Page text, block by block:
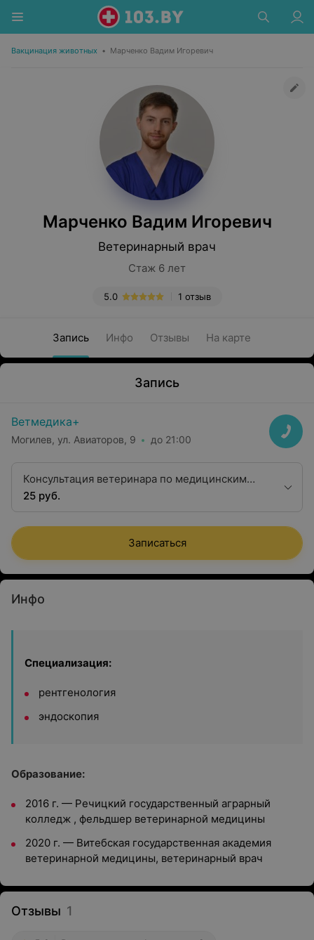
Вакцинация животных • Марченко Вадим Игоревич
Марченко Вадим Игоревич
Ветеринарный врач
Стаж 6 лет
1 отзыв
5.0
Запись Инфо Отзывы На карте
Запись
Ветмедика+
Могилев, ул. Авиаторов, 9 до 21:00
Консультация ветеринара по медицинским
документам
25 руб.
Записаться
Инфо
Специализация:
рентгенология
эндоскопия
Образование:
2016 г. — Речицкий государственный аграрный
колледж , фельдшер ветеринарной медицины
2020 г. — Витебская государственная академия
ветеринарной медицины, ветеринарный врач
Отзывы 1